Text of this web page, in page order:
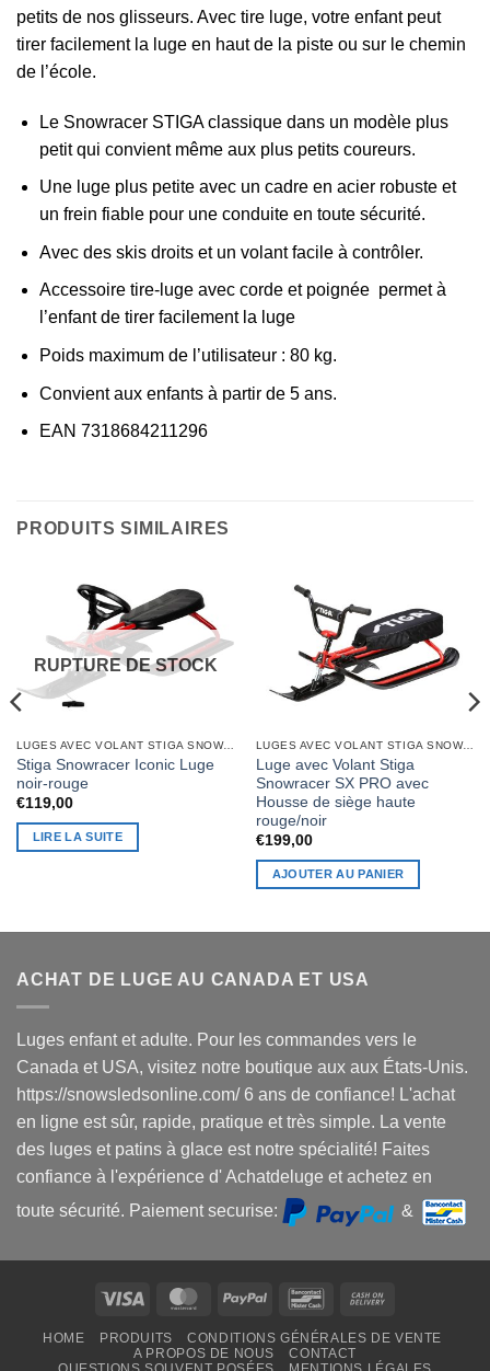
petits de nos glisseurs. Avec tire luge, votre enfant peut
tirer facilement la luge en haut de la piste ou sur le chemin
de l’école.
Le Snowracer STIGA classique dans un modèle plus
petit qui convient même aux plus petits coureurs.
Une luge plus petite avec un cadre en acier robuste et
un frein fiable pour une conduite en toute sécurité.
Avec des skis droits et un volant facile à contrôler.
Accessoire tire-luge avec corde et poignée permet à
l’enfant de tirer facilement la luge
Poids maximum de l’utilisateur : 80 kg.
Convient aux enfants à partir de 5 ans.
EAN 7318684211296
PRODUITS SIMILAIRES
RUPTURE DE STOCK
LUGES AVEC VOLANT STIGA SNOWRACERS®
Stiga Snowracer Iconic Luge
noir-rouge
€119,00
LIRE LA SUITE
LUGES AVEC VOLANT STIGA SNOWRACERS®
Luge avec Volant Stiga
Snowracer SX PRO avec
Housse de siège haute
rouge/noir
€199,00
AJOUTER AU PANIER
ACHAT DE LUGE AU CANADA ET USA
Luges enfant et adulte. Pour les commandes vers le
Canada et USA, visitez notre boutique aux aux États-Unis.
https://snowsledsonline.com/ 6 ans de confiance! L'achat
en ligne est sûr, rapide, pratique et très simple. La vente
des luges et patins à glace est notre spécialité! Faites
confiance à l'expérience d' Achatdeluge et achetez en
toute sécurité. Paiement securise:
&
Visa MasterCardPayPal Bancontact
Delivery
HOME PRODUITS
CONDITIONS GÉNÉRALES DE VENTE
A PROPOS DE NOUS
CONTACT